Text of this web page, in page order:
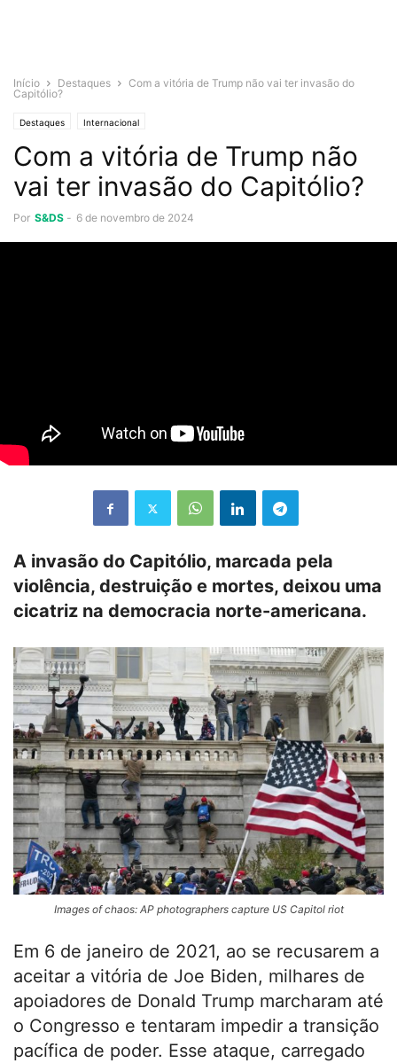
Início Destaques
Com a vitória de Trump não vai ter invasão do
Capitólio?
Destaques Internacional
Com a vitória de Trump não
vai ter invasão do Capitólio?
Por S&DS - 6 de novembro de 2024
A invasão do Capitólio, marcada pela
violência, destruição e mortes, deixou uma
cicatriz na democracia norte-americana.
Images of chaos: AP photographers capture US Capitol riot
Em 6 de janeiro de 2021, ao se recusarem a
aceitar a vitória de Joe Biden, milhares de
apoiadores de Donald Trump marcharam até
o Congresso e tentaram impedir a transição
pacífica de poder. Esse ataque, carregado